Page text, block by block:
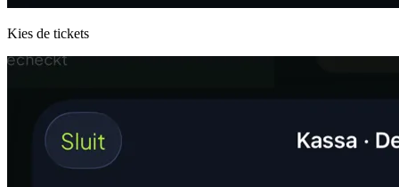
Kies de tickets